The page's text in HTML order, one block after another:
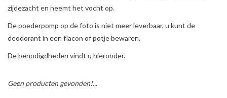
zijdezacht en neemt het vocht op.
De poederpomp op de foto is niet meer leverbaar, u kunt de
deodorant in een flacon of potje bewaren.
De benodigdheden vindt u hieronder.
Geen producten gevonden!...